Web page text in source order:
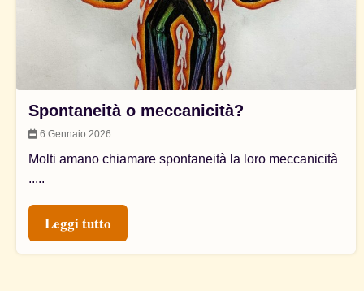
Spontaneità o meccanicità?
6 Gennaio 2026
Molti amano chiamare spontaneità la loro meccanicità
.....
Leggi tutto